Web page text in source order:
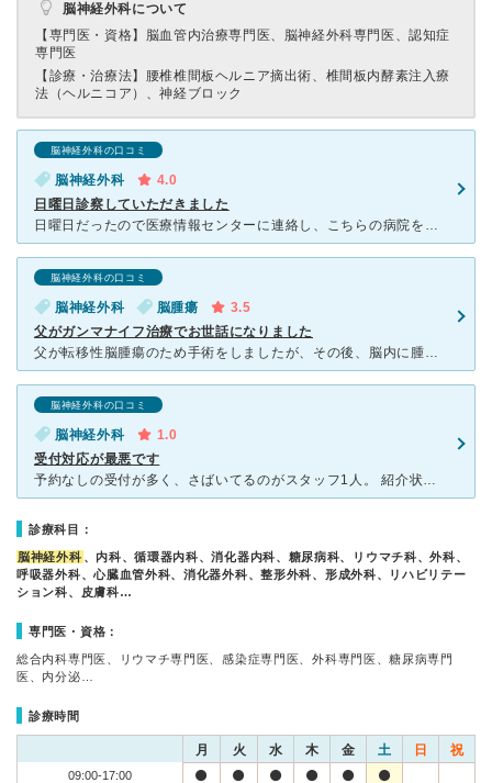
脳神経外科について
【専門医・資格】 脳血管内治療専門医、脳神経外科専門医、認知症
専門医
【診療・治療法】
腰椎椎間板ヘルニア摘出術、椎間板内酵素注入療
法（ヘルニコア）、神経ブロック
脳神経外科の口コミ
脳神経外科
4.0
日曜日診察していただきました
日曜日だったので医療情報センターに連絡し、こちらの病院を教えていただきました。 電話をすると10コールほどしても出ず、また電話をすると2コールほどで出ました。 救急でとても忙しかったらしく、『脳神
脳神経外科の口コミ
脳神経外科 脳腫瘍
3.5
父がガンマナイフ治療でお世話になりました
父が転移性脳腫瘍のため手術をしましたが、その後、脳内に腫瘍が多発してしまったため、ガンマナイフ治療を受けることになりました。 主治医の先生から、三愛病院にある「さいたまガンマナイフセンター」を紹介さ
脳神経外科の口コミ
脳神経外科
1.0
受付対応が最悪です
予約なしの受付が多く、さばいてるのがスタッフ1人。 紹介状ありで受付完了するまで30分前には行っても1時間近くかかります。 そのせいで診察がゆっくり出来ません、予約時間遅れてますと言われ、パンフレ
診療科目：
脳神経外科 、内科、循環器内科、消化器内科、糖尿病科、リウマチ科、外科、
呼吸器外科、心臓血管外科、消化器外科、整形外科、形成外科、リハビリテー
ション科、皮膚科…
専門医・資格：
総合内科専門医、リウマチ専門医、感染症専門医、外科専門医、糖尿病専門
医、内分泌…
診療時間
月 火 水 木 金 土 日 祝
09:00-17:00